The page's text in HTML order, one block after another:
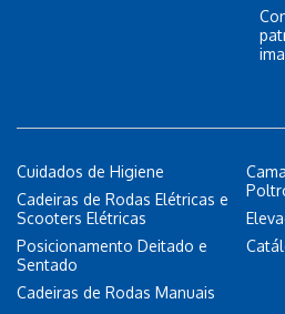
Cuidados de Higiene
Cadeiras de Rodas Elétricas e
Scooters Elétricas
Posicionamento Deitado e
Sentado
Cadeiras de Rodas Manuais